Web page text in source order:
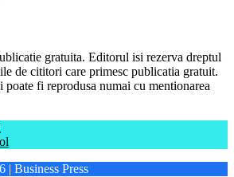
gratuita. Editorul isi rezerva dreptul
de cititori care primesc publicatia gratuit.
fi reprodusa numai cu mentionarea
Business Press